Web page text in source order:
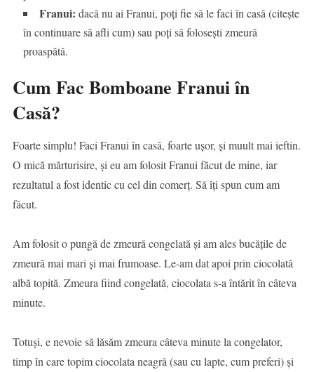
Franui: dacă nu ai Franui, poți fie să le faci în casă (citește
în continuare să afli cum) sau poți să folosești zmeură
proaspătă.
Cum Fac Bomboane Franui în
Casă?
Foarte simplu! Faci Franui în casă, foarte ușor, și muult mai ieftin.
O mică mărturisire, și eu am folosit Franui făcut de mine, iar
rezultatul a fost identic cu cel din comerț. Să îți spun cum am
făcut.
Am folosit o pungă de zmeură congelată și am ales bucățile de
zmeură mai mari și mai frumoase. Le-am dat apoi prin ciocolată
albă topită. Zmeura fiind congelată, ciocolata s-a întărit în câteva
minute.
Totuși, e nevoie să lăsăm zmeura câteva minute la congelator,
timp în care topim ciocolata neagră (sau cu lapte, cum preferi) și